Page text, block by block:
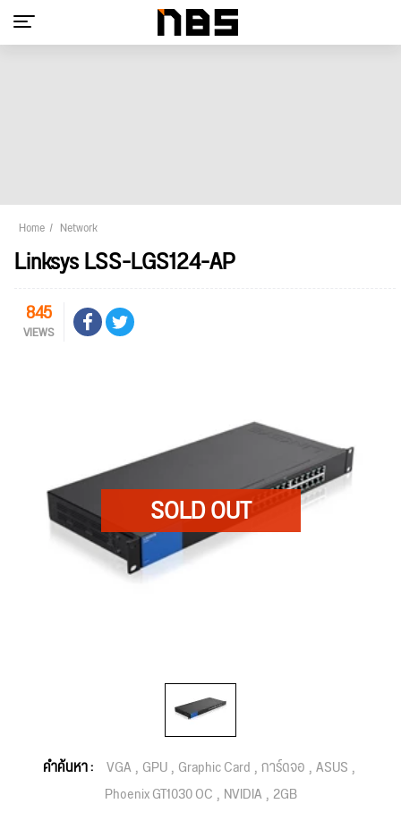
Home Network
Linksys LSS-LGS124-AP
845
VIEWS
คำค้นหา : VGA GPU Graphic Card การ์ดจอ ASUS
Phoenix GT1030 OC NVIDIA 2GB